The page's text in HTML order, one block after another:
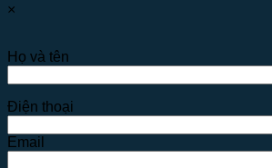
×
Họ và tên
Điện thoại
Email